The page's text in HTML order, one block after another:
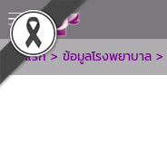
หน้าแรก> ข้อมูลโรงพยาบาล>